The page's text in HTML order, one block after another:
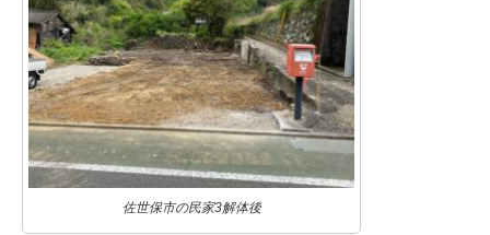
佐世保市の民家3解体後